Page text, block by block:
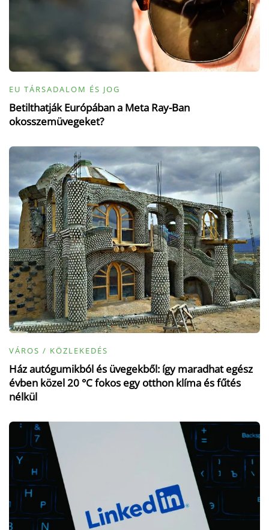
EU TÁRSADALOM ÉS JOG
Betilthatják Európában a Meta Ray-Ban
okosszemüvegeket?
VÁROS / KÖZLEKEDÉS
Ház autógumikból és üvegekből: így maradhat egész
évben közel 20 °C fokos egy otthon klíma és fűtés
nélkül